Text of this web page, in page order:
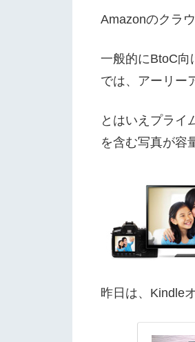
Amazonのクラ
一般的にBtoC向
では、アーリー
とはいえプライ
を含む写真が容
昨日は、Kindle